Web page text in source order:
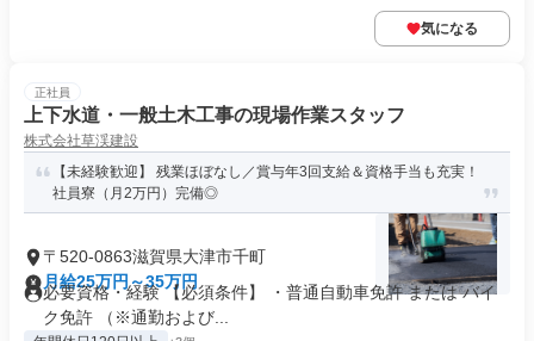
気になる
正社員
上下水道・一般土木工事の現場作業スタッフ
株式会社草渓建設
【未経験歓迎】 残業ほぼなし／賞与年3回支給＆資格手当も充実！
社員寮（月2万円）完備◎
〒520-0863滋賀県大津市千町
月給25万円～35万円
必要資格・経験 【必須条件】 ・普通自動車免許 または バイ
ク免許 （※通勤および...